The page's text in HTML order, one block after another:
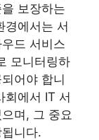
보장하는
경에서는 서
드 서비스
모니터링하
어야 합니
회에서 IT 서
며, 그 중요
니다.